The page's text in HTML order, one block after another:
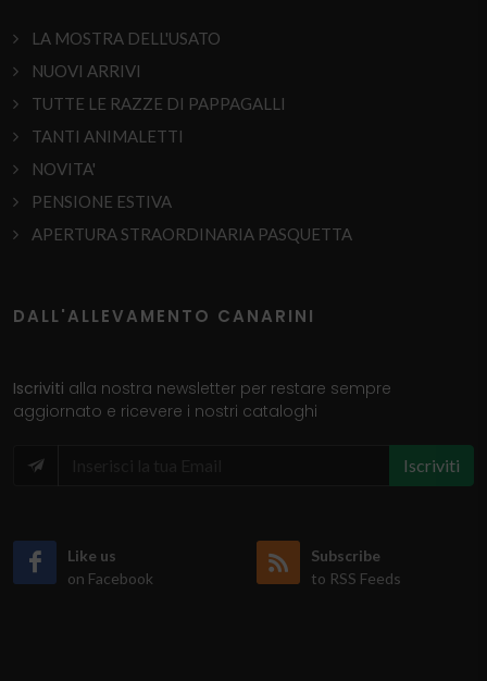
LA MOSTRA DELL'USATO
NUOVI ARRIVI
TUTTE LE RAZZE DI PAPPAGALLI
TANTI ANIMALETTI
NOVITA'
PENSIONE ESTIVA
APERTURA STRAORDINARIA PASQUETTA
DALL'ALLEVAMENTO CANARINI
Iscriviti alla nostra newsletter per restare sempre
aggiornato e ricevere i nostri cataloghi
Iscriviti
Like us
on Facebook
Subscribe
to RSS Feeds